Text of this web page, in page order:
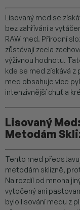
Lisovaný med se
bez zahřívání a
RAW med. Přírodní
zůstávají zcela
výživnou hodnotu.
kde se med získává
med obsahuje více
intenzivnější chuť a
Lisovaný
Metodám
Tento med
metodám sklizně,
Na rozdíl od mnoha
vytočený ani
bylo lisování medu z